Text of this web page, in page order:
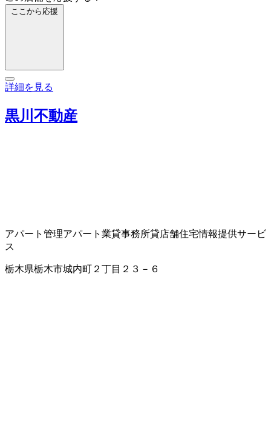
ここから応援
詳細を見る
黒川不動産
アパート管理アパート業貸事務所貸店舗住宅情報提供サービ
ス
栃木県栃木市城内町２丁目２３－６